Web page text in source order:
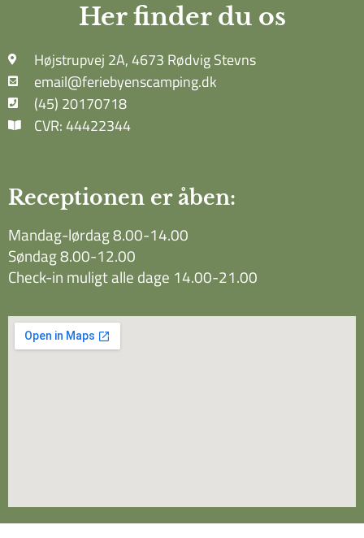
Her finder du os
Højstrupvej 2A, 4673 Rødvig Stevns
email@feriebyenscamping.dk
(45) 20170718
CVR: 44422344
Receptionen er åben:
Mandag-lørdag 8.00-14.00
Søndag 8.00-12.00
Check-in muligt alle dage 14.00-21.00